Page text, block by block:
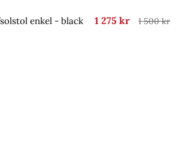
enkel - black 1 275 kr 1 500 kr